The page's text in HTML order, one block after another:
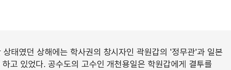
태였던 상해에는 학사권의 창시자인 곽원갑의 '정무관'과 일본
고 있었다. 공수도의 고수인 개천용일은 학원갑에게 결투를